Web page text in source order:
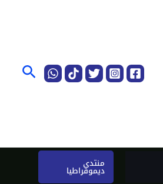
منتدى
ديموقراطيا